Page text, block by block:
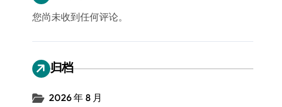
您尚未收到任何评论。
归档
2026 年 8 月